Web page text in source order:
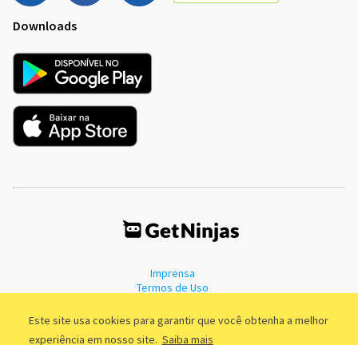
Este site usa cookies para garantir que você obtenha a melhor
experiência em nosso site. Saiba mais
Downloads
Imprensa
Termos de Uso